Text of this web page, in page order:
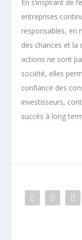
En s’inspirant de
entreprises
responsables, en
des chances et la
actions ne sont
société, elles
confiance des
investisseurs,
succès à long